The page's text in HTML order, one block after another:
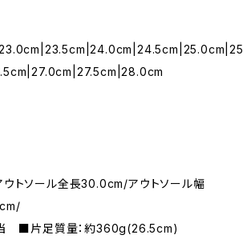
トソール全長30.0cm/アウトソール幅
■片足質量：約360g(26.5cm)